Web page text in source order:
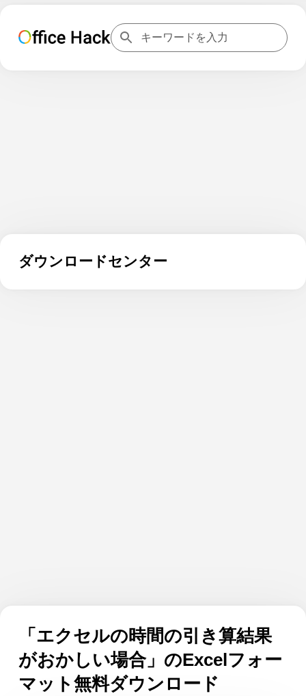
ダウンロードセンター
「エクセルの時間の引き算結果
がおかしい場合」のExcelフォー
マット無料ダウンロード